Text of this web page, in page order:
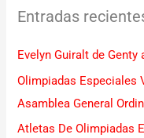
a
p
o
r
:
Entradas
Evelyn Guiralt de Genty
Olimpiadas Especiales
Asamblea General
Atletas De Olimpiadas